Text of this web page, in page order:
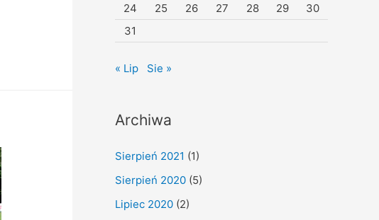
24
25 26 27 28 29
30
31
« Lip Sie »
Archiwa
Sierpień 2021 (1)
Sierpień 2020 (5)
Lipiec 2020 (2)